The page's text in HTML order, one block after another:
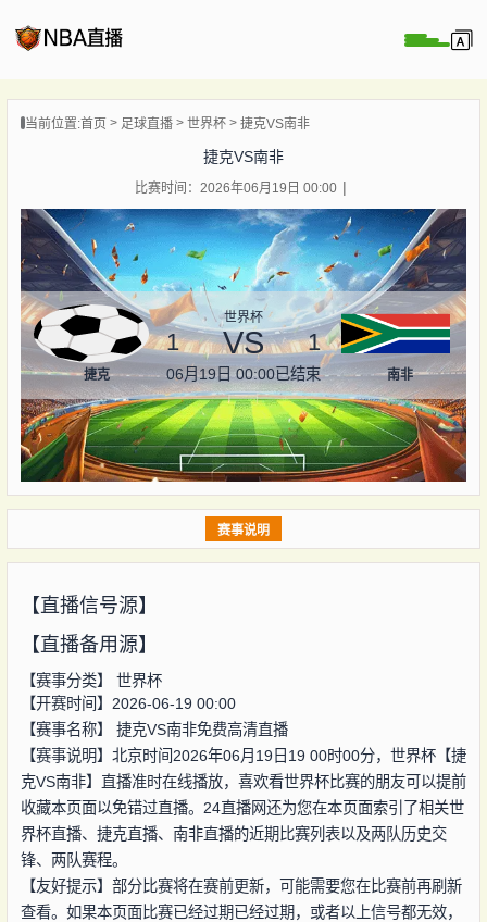
播
像
闻
当前位置:首页 足球直播 世界杯 捷克VS南非
捷克VS南非
比赛时间：2026年06月19日 00:00
捷克
世界杯
1 VS 1
06月19日 00:00已结束 南非
赛事说明
【直播信号源】
【直播备用源】
【赛事分类】 世界杯
【开赛时间】2026-06-19 00:00
【赛事名称】 捷克VS南非免费高清直播
【赛事说明】北京时间2026年06月19日19 00时00分，世界杯【捷
克VS南非】直播准时在线播放，喜欢看世界杯比赛的朋友可以提前
收藏本页面以免错过直播。24直播网还为您在本页面索引了相关世
界杯直播、捷克直播、南非直播的近期比赛列表以及两队历史交
锋、两队赛程。
【友好提示】部分比赛将在赛前更新，可能需要您在比赛前再刷新
查看。如果本页面比赛已经过期已经过期，或者以上信号都无效，